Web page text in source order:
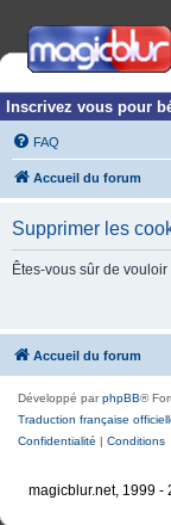
Inscrivez vous pour
FAQ
Accueil du forum
Supprimer les
Êtes-vous sûr de
Accueil du forum
Développé parphpBB®
Traduction française
Confidentialité | Conditions
magicblur.net, 1999 -